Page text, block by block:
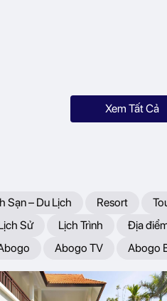
Xem Tất Cả
Sạn – Du Lịch Resort
Sử Lịch Trình Địa
Abogo TV Abogo